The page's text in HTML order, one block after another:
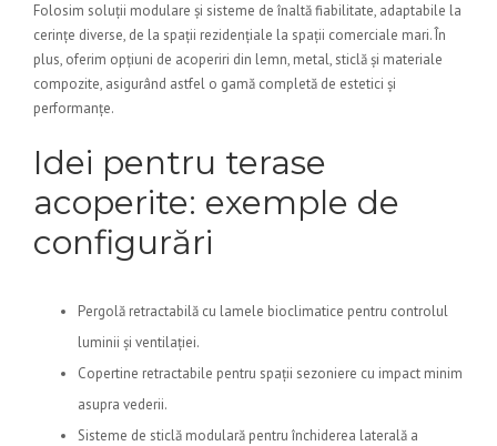
Folosim soluții modulare și sisteme de înaltă fiabilitate, adaptabile la
cerințe diverse, de la spații rezidențiale la spații comerciale mari. În
plus, oferim opțiuni de acoperiri din lemn, metal, sticlă și materiale
compozite, asigurând astfel o gamă completă de estetici și
performanțe.
Idei pentru terase
acoperite: exemple de
configurări
Pergolă retractabilă cu lamele bioclimatice pentru controlul
luminii și ventilației.
Copertine retractabile pentru spații sezoniere cu impact minim
asupra vederii.
Sisteme de sticlă modulară pentru închiderea laterală a